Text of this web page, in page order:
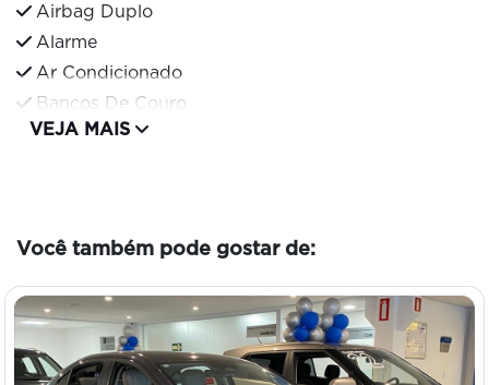
Airbag Duplo
Alarme
Ar Condicionado
Bancos De Couro
VEJA MAIS
Você também pode gostar de: